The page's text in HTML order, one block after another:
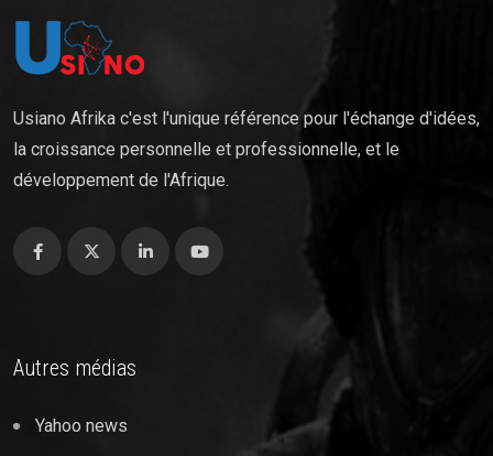
Usiano Afrika c'est l'unique référence pour l'échange d'idées,
la croissance personnelle et professionnelle, et le
développement de l'Afrique.
Autres médias
Yahoo news